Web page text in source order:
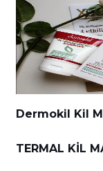
Dermokil Kil
TERMAL KIL